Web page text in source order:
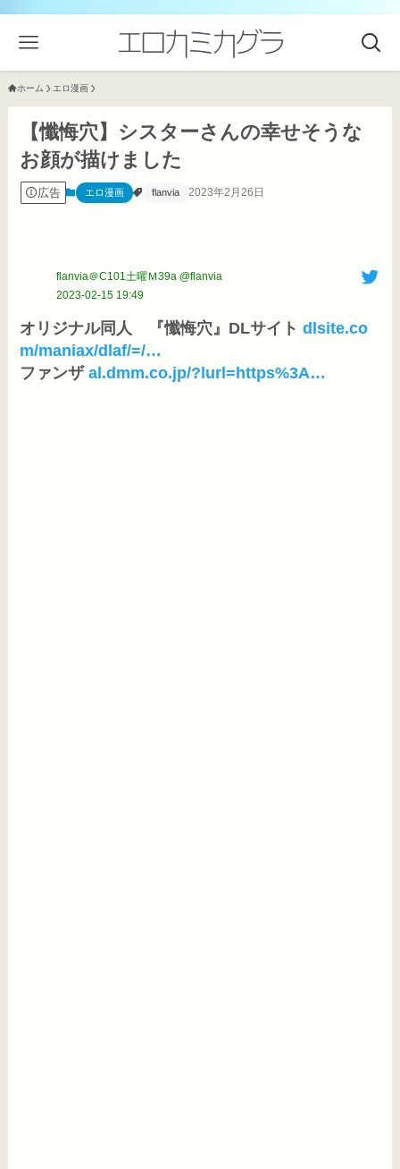
ホーム エロ漫画
【懺悔穴】シスターさんの幸せそうな
お顔が描けました
広告 エロ漫画 flanvia 2023年2月26日
flanvia＠C101土曜Ｍ39a @flanvia
2023-02-15 19:49
オリジナル同人　『懺悔穴』DLサイト dlsite.co
m/maniax/dlaf/=/…
ファンザ al.dmm.co.jp/?lurl=https%3A…